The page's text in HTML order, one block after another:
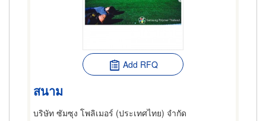
Add RFQ
สนาม
บริษัท ซัมซุง โพลิเมอร์ (ประเทศไทย) จำกัด